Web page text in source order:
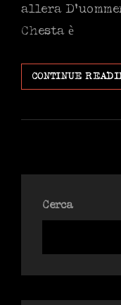
allera
Chesta è
CONTINUE
Cerca